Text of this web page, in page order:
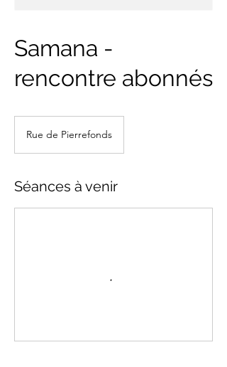
Samana -
rencontre abonnés
Rue de Pierrefonds
Séances à venir